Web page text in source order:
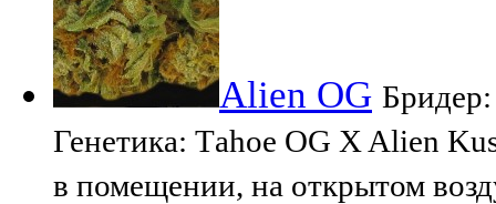
Alien OG
Генетика: Тahoe OG X Alien
в помещении, на открытом